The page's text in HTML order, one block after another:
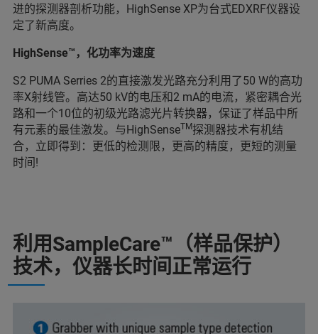
进的探测器剖析功能，HighSense XP为台式EDXRF仪器设
定了新高度。
HighSense™，化功率为速度
S2 PUMA Serries 2的直接激发光路充分利用了50 W的高功
率X射线管。高达50 kV的电压和2 mA的电流，紧密耦合光
路和一个10位的初级光路滤光片转换器，保证了样品中所
有元素的最佳激发。与HighSenseTM探测器技术有机结
合，立即得到：更低的检测限，更高的精度，更短的测量
时间!
利用SampleCare™（样品保护）
技术，仪器长时间正常运行